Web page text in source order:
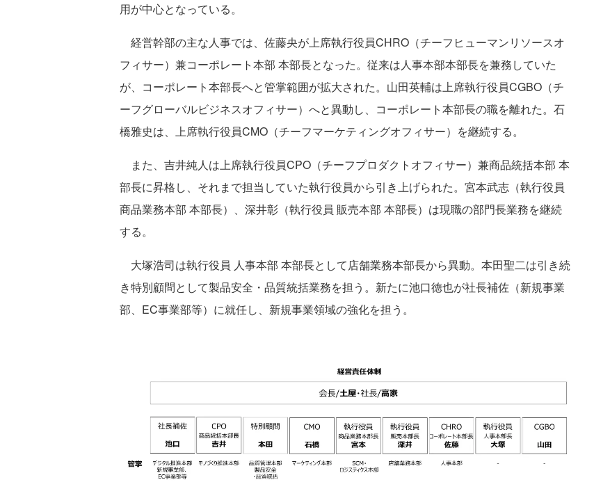
用が中心となっている。
経営幹部の主な人事では、佐藤央が上席執行役員CHRO（チーフヒューマンリソースオ
フィサー）兼コーポレート本部 本部長となった。従来は人事本部本部長を兼務していた
が、コーポレート本部長へと管掌範囲が拡大された。山田英輔は上席執行役員CGBO（チ
ーフグローバルビジネスオフィサー）へと異動し、コーポレート本部長の職を離れた。石
橋雅史は、上席執行役員CMO（チーフマーケティングオフィサー）を継続する。
また、吉井純人は上席執行役員CPO（チーフプロダクトオフィサー）兼商品統括本部 本
部長に昇格し、それまで担当していた執行役員から引き上げられた。宮本武志（執行役員
商品業務本部 本部長）、深井彰（執行役員 販売本部 本部長）は現職の部門長業務を継続
する。
大塚浩司は執行役員 人事本部 本部長として店舗業務本部長から異動。本田聖二は引き続
き特別顧問として製品安全・品質統括業務を担う。新たに池口徳也が社長補佐（新規事業
部、EC事業部等）に就任し、新規事業領域の強化を担う。